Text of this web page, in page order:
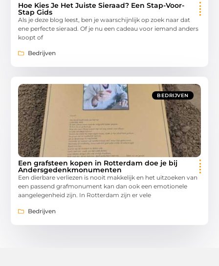
Hoe Kies Je Het Juiste Sieraad? Een Stap-Voor-
Stap Gids
Als je deze blog leest, ben je waarschijnlijk op zoek naar dat
ene perfecte sieraad. Of je nu een cadeau voor iemand anders
koopt of
Bedrijven
BEDRIJVEN
Een grafsteen kopen in Rotterdam doe je bij
Andersgedenkmonumenten
Een dierbare verliezen is nooit makkelijk en het uitzoeken van
een passend grafmonument kan dan ook een emotionele
aangelegenheid zijn. In Rotterdam zijn er vele
Bedrijven